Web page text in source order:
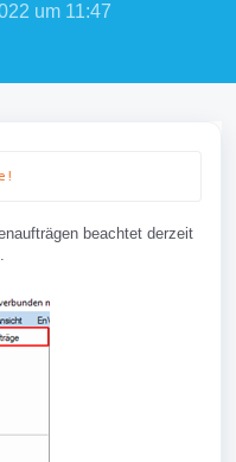
um 11:47
beachtet derzeit